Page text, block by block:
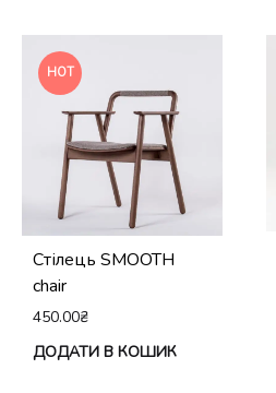
HOT
Стілець SMOOTH
chair
450.00₴
ДОДАТИ В КОШИК